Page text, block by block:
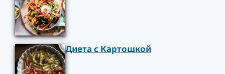
Диета с Картошкой